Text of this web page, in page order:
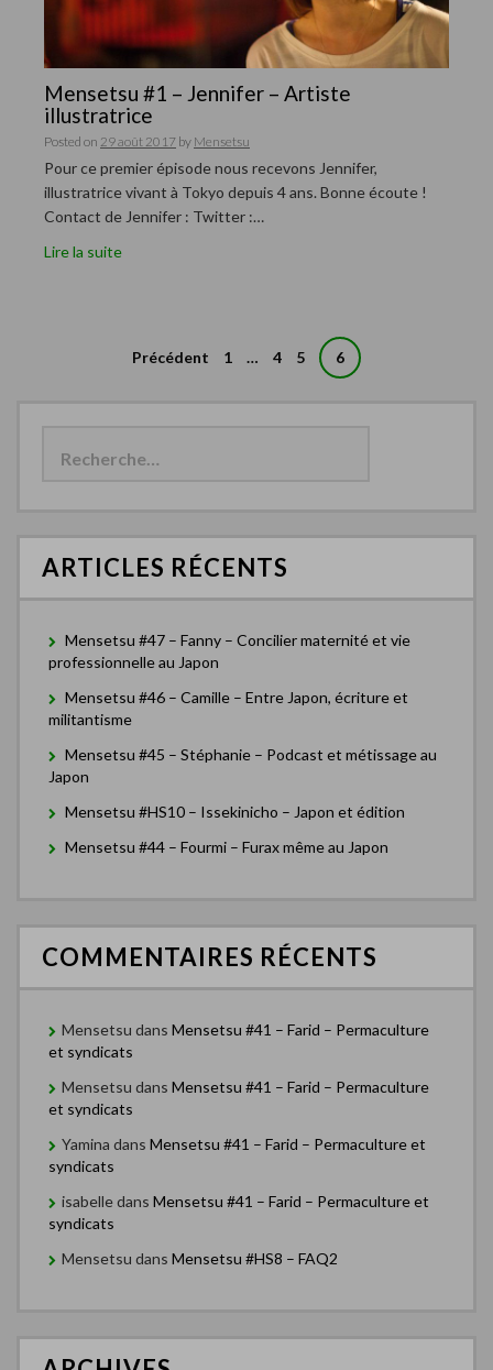
Mensetsu #1 – Jennifer – Artiste
illustratrice
Posted on 29 août 2017 by Mensetsu
Pour ce premier épisode nous recevons Jennifer,
illustratrice vivant à Tokyo depuis 4 ans. Bonne écoute !
Contact de Jennifer : Twitter :…
Lire la suite
a
t
o
n
e
a
t
c
e
Précédent 1 … 4 5 6
h
ARTICLES RÉCENTS
Mensetsu #47 – Fanny – Concilier maternité et vie
professionnelle au Japon
Mensetsu #46 – Camille – Entre Japon, écriture et
militantisme
Mensetsu #45 – Stéphanie – Podcast et métissage au
Japon
Mensetsu #HS10 – Issekinicho – Japon et édition
Mensetsu #44 – Fourmi – Furax même au Japon
COMMENTAIRES RÉCENTS
Mensetsu dans Mensetsu #41 – Farid – Permaculture
et syndicats
Mensetsu dans Mensetsu #41 – Farid – Permaculture
et syndicats
Yamina dans Mensetsu #41 – Farid – Permaculture et
syndicats
isabelledans Mensetsu #41 – Farid – Permaculture et
syndicats
Mensetsu dans Mensetsu #HS8 – FAQ2